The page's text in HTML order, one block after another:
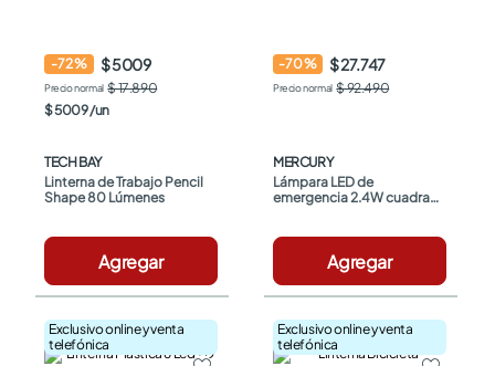
-72% $ 5009
$ 17.890
$5009/un
TECH BAY
Linterna de Trabajo Pencil
Shape 80 Lúmenes
Agregar
-70% $ 27.747
$ 92.490
MERCURY
Lámpara LED de
emergencia 2.4W cuadrada
Agregar
Exclusivo online y venta
telefónica
Exclusivo online y venta
telefónica